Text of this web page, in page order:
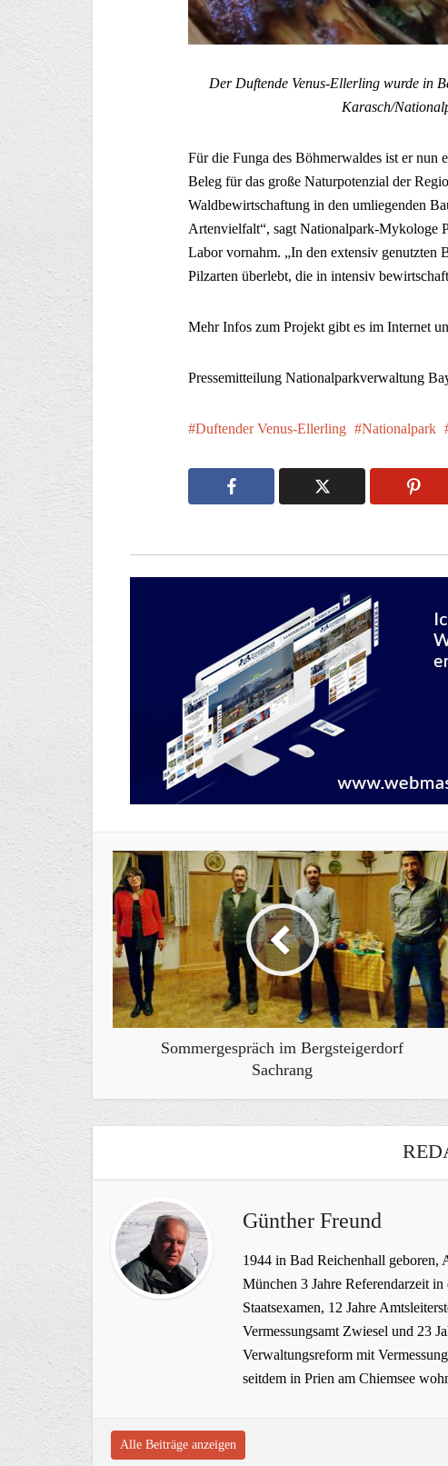
Der Duftende Venus-Ellerling wurde in
Karasch/
Für die Funga des Böhmerwaldes ist er nun
Beleg für das große Naturpotenzial der
Waldbewirtschaftung in den umliegenden
Artenvielfalt“, sagt Nationalpark-Mykologe
Labor vornahm. „In den extensiv genutzten
Pilzarten überlebt, die in intensiv
Mehr Infos zum Projekt gibt es im Internet
Pressemitteilung Nationalparkverwaltung
Duftender Venus-Ellerling Nationalpark
Sommergespräch im Bergsteigerdorf
Sachrang
Günther Freund
1944 in Bad Reichenhall geboren,
München 3 Jahre Referendarzeit
Staatsexamen, 12 Jahre
Vermessungsamt Zwiesel und 23
Verwaltungsreform mit
seitdem in Prien am Chiemsee
Alle Beiträge anzeigen